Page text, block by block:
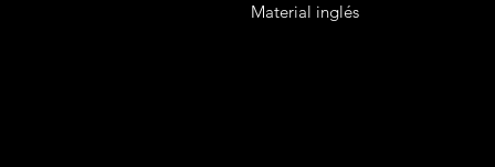
Material inglés